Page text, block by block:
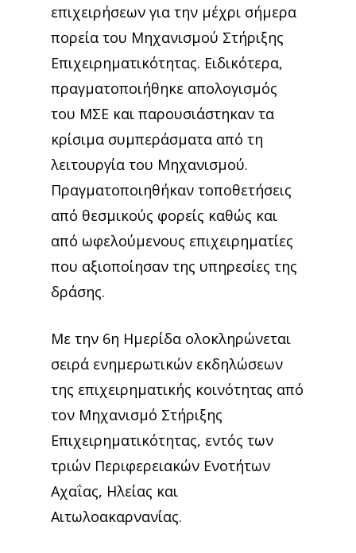
επιχειρήσεων για την μέχρι σήμερα
πορεία του Μηχανισμού Στήριξης
Επιχειρηματικότητας. Ειδικότερα,
πραγματοποιήθηκε απολογισμός
του ΜΣΕ και παρουσιάστηκαν τα
κρίσιμα συμπεράσματα από τη
λειτουργία του Μηχανισμού.
Πραγματοποιηθήκαν τοποθετήσεις
από θεσμικούς φορείς καθώς και
από ωφελούμενους επιχειρηματίες
που αξιοποίησαν της υπηρεσίες της
δράσης.
Με την 6η Ημερίδα ολοκληρώνεται
σειρά ενημερωτικών εκδηλώσεων
της επιχειρηματικής κοινότητας από
τον Μηχανισμό Στήριξης
Επιχειρηματικότητας, εντός των
τριών Περιφερειακών Ενοτήτων
Αχαΐας, Ηλείας και
Αιτωλοακαρνανίας.